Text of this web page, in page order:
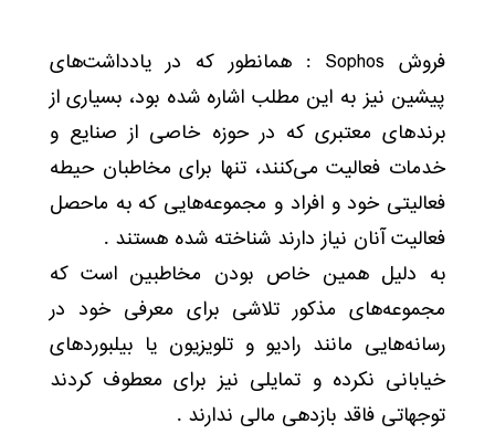
فروش Sophos : همانطور که در یادداشت‌های
پیشین نیز به این مطلب اشاره شده بود، بسیاری از
برندهای معتبری که در حوزه‌ خاصی از صنایع و
خدمات فعالیت می‌کنند، تنها برای مخاطبان حیطه
فعالیتی خود و افراد و مجموعه‌هایی که به ماحصل
فعالیت آنان نیاز دارند شناخته شده هستند .
به دلیل همین خاص بودن مخاطبین است که
مجموعه‌های مذکور تلاشی برای معرفی خود در
رسانه‌هایی مانند رادیو و تلویزیون یا بیلبوردهای
خیابانی نکرده و تمایلی نیز برای معطوف کردند
توجهاتی فاقد بازدهی مالی ندارند .